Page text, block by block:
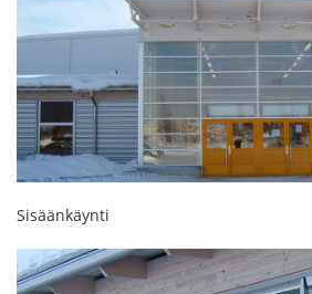
Sisäänkäynti